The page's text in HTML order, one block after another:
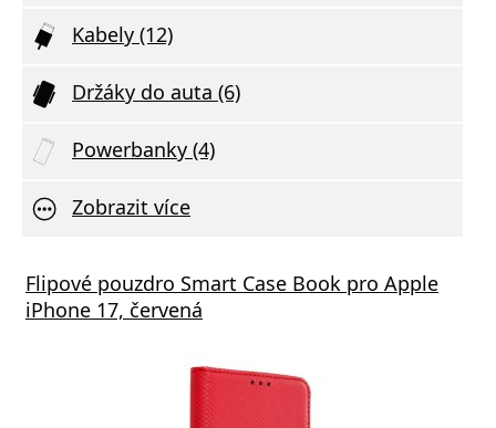
Kabely (12)
Držáky do auta (6)
Powerbanky (4)
Zobrazit více
Flipové pouzdro Smart Case Book pro Apple
iPhone 17, červená
nabíječka FIXED s 2xUSB výstupem, 17W
Rapid Charge, bílá